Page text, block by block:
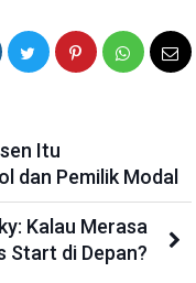
Itu
dan Pemilik Modal
Kalau Merasa
Start di Depan?